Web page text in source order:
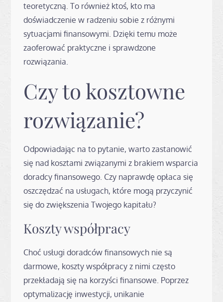
teoretyczną. To również ktoś, kto ma
doświadczenie w radzeniu sobie z różnymi
sytuacjami finansowymi. Dzięki temu może
zaoferować praktyczne i sprawdzone
rozwiązania.
Czy to kosztowne
rozwiązanie?
Odpowiadając na to pytanie, warto zastanowić
się nad kosztami związanymi z brakiem wsparcia
doradcy finansowego. Czy naprawdę opłaca się
oszczędzać na usługach, które mogą przyczynić
się do zwiększenia Twojego kapitału?
Koszty współpracy
Choć usługi doradców finansowych nie są
darmowe, koszty współpracy z nimi często
przekładają się na korzyści finansowe. Poprzez
optymalizację inwestycji, unikanie